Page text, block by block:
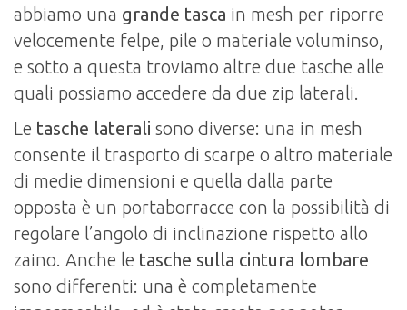
abbiamo una grande tasca in mesh per riporre
velocemente felpe, pile o materiale voluminso,
e sotto a questa troviamo altre due tasche alle
quali possiamo accedere da due zip laterali.
Le tasche laterali sono diverse: una in mesh
consente il trasporto di scarpe o altro materiale
di medie dimensioni e quella dalla parte
opposta è un portaborracce con la possibilità di
regolare l’angolo di inclinazione rispetto allo
zaino. Anche le tasche sulla cintura lombare
sono differenti: una è completamente